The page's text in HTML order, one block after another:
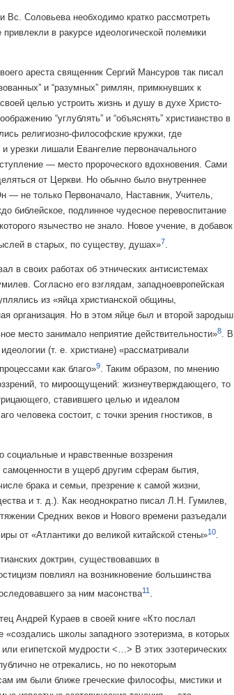
Вс. Соловьева необходимо кратко рассмотреть
в ракурсе идеологи­ческой полемики
аре­ста священник Сергий Мансуров так писал
и “разумных” рим­лян, примкнувших к
целью устроить жизнь и душу в духе Христо­
“углублять” и “объяснять” христианство в
религиозно-философские кружки, где
урезки лишали Евангелие первоначального
— место пророчес­кого вдохновения. Сами
от Церкви. Но обычно было внутрен­нее
— не только Первоначало, Наставник, Учитель,
библейское, подлинное чу­десное перевоспитание
язычество не знало. Новое учение, в до­бавок
в старых, по существу, душах»7.
в сво­их работах об этнических антисистемах
Согласно его взглядам, за­падноевропейская
из «яйца христианской общины,
организация. Но в этом яйце был и второй зародыш
место занимало неприятие действи­тельности»8. В
(т. е. христиане) «рассматривали
как благо»9
. Таким образом, по мнению
то мироощущений: жизнеутверждаю­щего, то
ставившего целью и идеалом
человека состоит, с точки зре­ния гностиков, в
и нравственные воззрения
самоценности в ущерб другим сферам бытия,
брака и семьи, презрение к самой жизни,
и т. д.). Как неоднократно писал Л.Н. Гумилев,
Средних веков и Нового времени разъедали
от «Ат­лантики до великой китайской стены»10.
доктрин, существовавших в
повлиял на возникновение большин­ства
за ним масонства11 .
Анд­рей Кураев в своей книге «Кто послал
школы западного эзотеризма, в которых
египетской мудрости <…> В этих эзотерических
не отрекались, но по некоторым
им были ближе греческие философы, мистики и